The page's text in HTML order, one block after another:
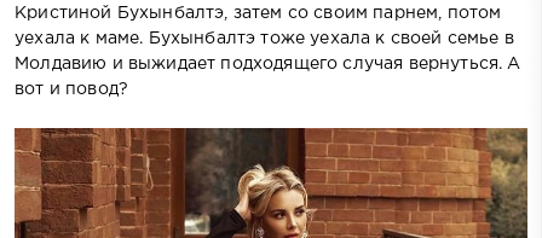
Кристиной Бухынбалтэ, затем со своим парнем, потом
уехала к маме. Бухынбалтэ тоже уехала к своей семье в
Молдавию и выжидает подходящего случая вернуться. А
вот и повод?